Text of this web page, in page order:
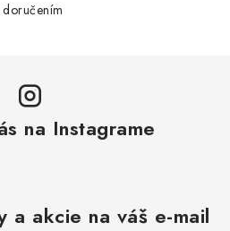
na Instagrame
a akcie na váš e-mail